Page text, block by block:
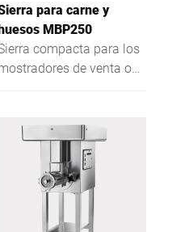
para carne y
MBP250
compacta para los
de venta o
porcionar de forma eficaz
los distintos productos
que se procesan a diario.
Se adapta a todo tipo de
ya sean frescos,